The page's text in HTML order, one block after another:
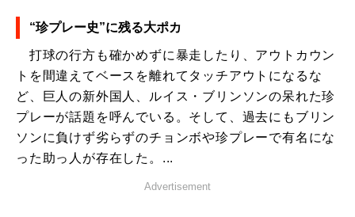
“珍プレー史”に残る大ポカ
打球の行方も確かめずに暴走したり、アウトカウン
トを間違えてベースを離れてタッチアウトになるな
ど、巨人の新外国人、ルイス・ブリンソンの呆れた珍
プレーが話題を呼んでいる。そして、過去にもブリン
ソンに負けず劣らずのチョンボや珍プレーで有名にな
った助っ人が存在した。...
Advertisement